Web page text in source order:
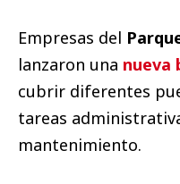
Empresas del
lanzaron una nueva
cubrir diferentes
tareas
mantenimiento.